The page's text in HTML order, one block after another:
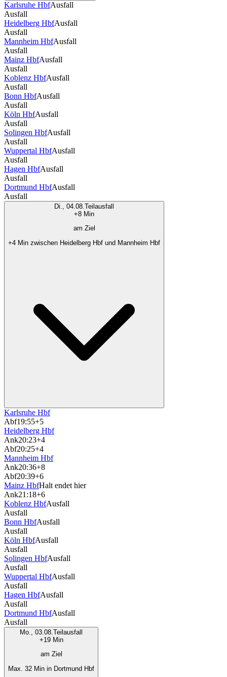
Karlsruhe HbfAusfall
Ausfall
Heidelberg HbfAusfall
Ausfall
Mannheim HbfAusfall
Ausfall
Mainz HbfAusfall
Ausfall
Koblenz HbfAusfall
Ausfall
Bonn HbfAusfall
Ausfall
Köln HbfAusfall
Ausfall
Solingen HbfAusfall
Ausfall
Wuppertal HbfAusfall
Ausfall
Hagen HbfAusfall
Ausfall
Dortmund HbfAusfall
Ausfall
Di., 04.08.Teilausfall
+8 Min
am Ziel
+4 Min zwischen Heidelberg Hbf und Mannheim Hbf
Karlsruhe Hbf
Abf19:55+5
Heidelberg Hbf
Ank20:23+4
Abf20:25+4
Mannheim Hbf
Ank20:36+8
Abf20:39+6
Mainz HbfHalt endet hier
Ank21:18+6
Koblenz HbfAusfall
Ausfall
Bonn HbfAusfall
Ausfall
Köln HbfAusfall
Ausfall
Solingen HbfAusfall
Ausfall
Wuppertal HbfAusfall
Ausfall
Hagen HbfAusfall
Ausfall
Dortmund HbfAusfall
Ausfall
Mo., 03.08.Teilausfall
+19 Min
am Ziel
Max. 32 Min in Dortmund Hbf